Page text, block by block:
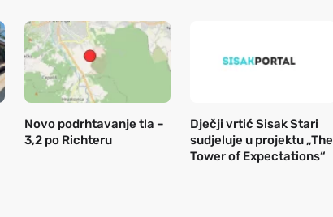
Novo podrhtavanje tla –
3,2 po Richteru
Dječji vrtić Sisak Stari
sudjeluje u projektu „The
Tower of Expectations“